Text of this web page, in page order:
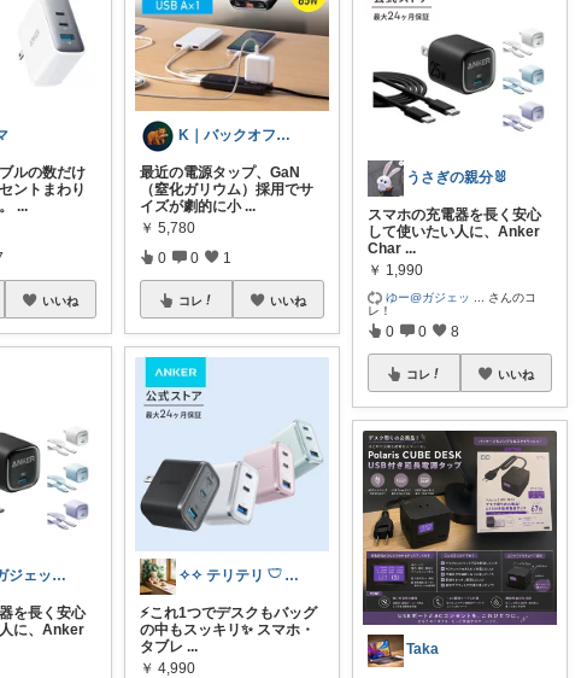
ルの数だけ
ントまわり
...
いいね
ゆー@ガジェットROOM
を長く安心
に、Anker
K｜バックオフィスの何でも屋管理職
最近の電源タップ、GaN
（窒化ガリウム）採用でサ
イズが劇的に小 ...
￥ 5,780
0 0 1
コレ いいね
✧✧ テリテリ 𓎩 使える日用品 ✧✧
⚡️これ1つでデスクもバッグ
の中もスッキリ✨ スマホ・
タブレ ...
￥ 4,990
うさぎの親分🐰
スマホの充電器を長く安心
して使いたい人に、Anker
Char ...
￥ 1,990
ゆー@ガジェッ
さんのコ
レ！
0 0 8
コレ いいね
Taka